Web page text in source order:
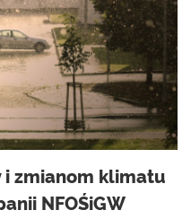
i zmianom klimatu
NFOŚiGW